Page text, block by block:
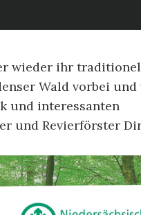
wieder ihr
Wald vorbei
und interessanten
und Revierförster